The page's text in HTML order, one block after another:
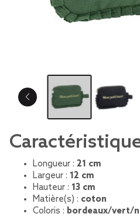
Longueur : 21 cm
Largeur : 12 cm
Hauteur : 13 cm
Matière(s) : coton
Coloris : bordeaux/vert/